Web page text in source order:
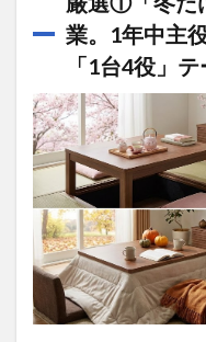
の重厚
3.4.4
結論：
これは
「一生
モノ」
の団ら
つ拠点
です
3.5
厳選
⑤「コ
業。1年中主
「1台4役」